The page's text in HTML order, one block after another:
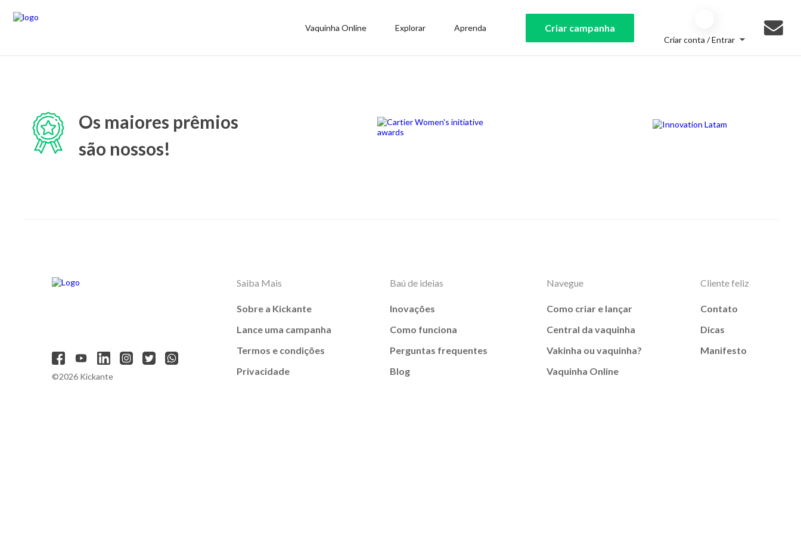
Vaquinha Online Explorar Aprenda Criar campanha
Criar conta / Entrar
Os maiores prêmios
são nossos!
©2026 Kickante
Saiba Mais
Sobre a Kickante
Lance uma campanha
Termos e condições
Privacidade
Baú de ideias
Inovações
Como funciona
Perguntas frequentes
Blog
Navegue
Como criar e lançar
Central da vaquinha
Vakinha ou vaquinha?
Vaquinha Online
Cliente feliz
Contato
Dicas
Manifesto